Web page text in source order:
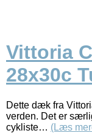
Vittoria
28x30c
Dette dæk fra
verden. Det er
cykliste… (Læs